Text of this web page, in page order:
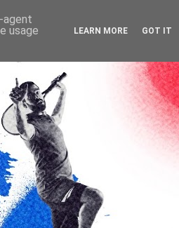
agent
usage
LEARN MORE GOT IT